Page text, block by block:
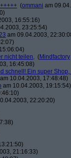
(ommani am
16:55:16)
23:25:54)
am 09.04.2003,
nicht teilen, (Mindfactory
16:45:08)
schnell! Ein super
am 10.04.2003, 17:48:48)
am 10.04.2003, 19:15:54)
22:20:20)
21:16:33)